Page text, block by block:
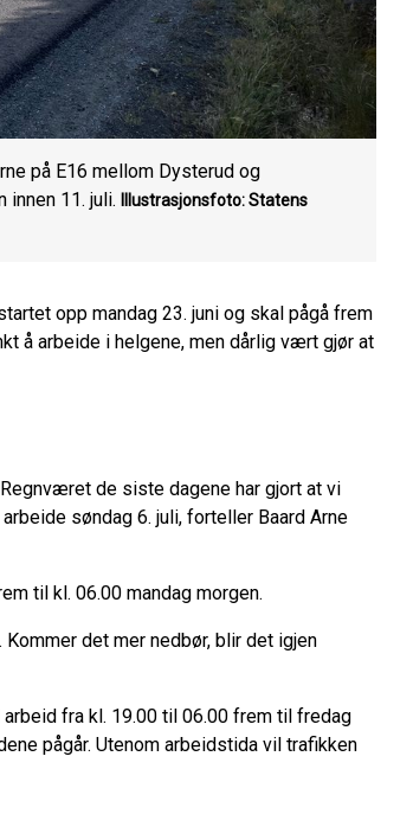
på E16 mellom Dysterud og
innen 11. juli.
Illustrasjonsfoto: Statens
opp mandag 23. juni og skal pågå frem
å arbeide i helgene, men dårlig vært gjør at
de siste dagene har gjort at vi
søndag 6. juli, forteller Baard Arne
til kl. 06.00 mandag morgen.
det mer nedbør, blir det igjen
fra kl. 19.00 til 06.00 frem til fredag
pågår. Utenom arbeidstida vil trafikken